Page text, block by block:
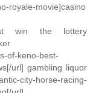
royale-movie]casino
win the lottery
of-keno-best-
url] gambling liquor
city-horse-racing-